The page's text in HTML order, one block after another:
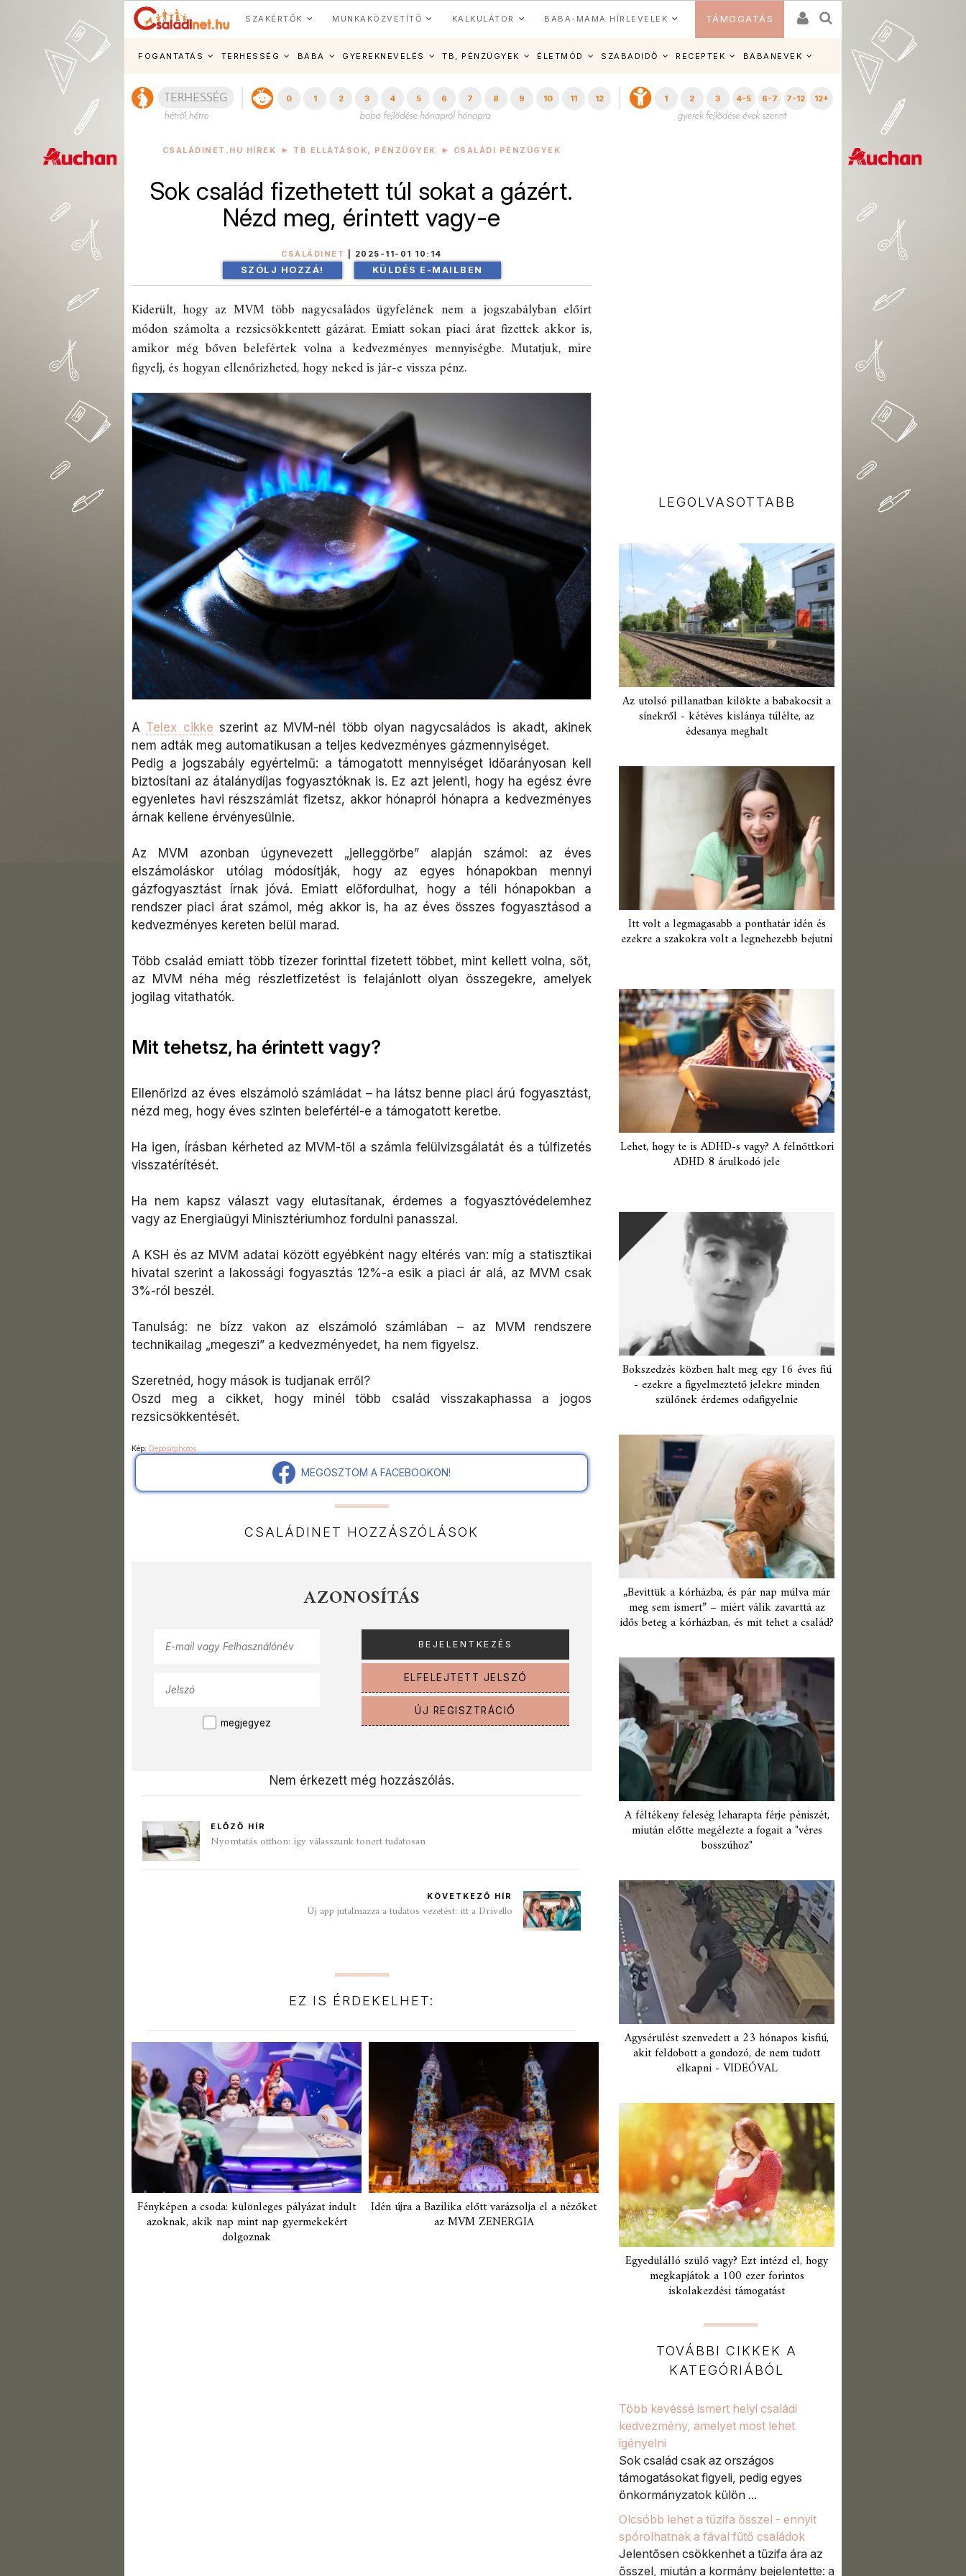
SZAKÉRTŐK MUNKAKÖZVETÍTŐ KALKULÁTOR BABA-MAMA HÍRLEVELEK TÁMOGATÁS
FOGANTATÁS TERHESSÉG BABA GYEREKNEVELÉS TB, PÉNZÜGYEK ÉLETMÓD SZABADIDŐ RECEPTEK BABANEVEK
0 1 2 3 4 5 6 7 8 9 10 11 12 1 2 3 4-5 6-7 7-12 12+
CSALÁDINET.HU HÍREK TB ELLÁTÁSOK, PÉNZÜGYEK CSALÁDI PÉNZÜGYEK
Sok család fizethetett túl sokat a gázért.
Nézd meg, érintett vagy-e
CSALÁDINET 2025-11-01 10:14
SZÓLJ HOZZÁ! KÜLDÉS E-MAILBEN
Kiderült, hogy az MVM több nagycsaládos ügyfelének nem a jogszabályban előírt
módon számolta a rezsicsökkentett gázárat. Emiatt sokan piaci árat fizettek akkor is,
amikor még bőven belefértek volna a kedvezményes mennyiségbe. Mutatjuk, mire
figyelj, és hogyan ellenőrizheted, hogy neked is jár-e vissza pénz.
A Telex cikke szerint az MVM-nél több olyan nagycsaládos is akadt, akinek
nem adták meg automatikusan a teljes kedvezményes gázmennyiséget.
Pedig a jogszabály egyértelmű: a támogatott mennyiséget időarányosan kell
biztosítani az átalánydíjas fogyasztóknak is. Ez azt jelenti, hogy ha egész évre
egyenletes havi részszámlát fizetsz, akkor hónapról hónapra a kedvezményes
árnak kellene érvényesülnie.
Az MVM azonban úgynevezett „jelleggörbe” alapján számol: az éves
elszámoláskor utólag módosítják, hogy az egyes hónapokban mennyi
gázfogyasztást írnak jóvá. Emiatt előfordulhat, hogy a téli hónapokban a
rendszer piaci árat számol, még akkor is, ha az éves összes fogyasztásod a
kedvezményes kereten belül marad.
Több család emiatt több tízezer forinttal fizetett többet, mint kellett volna, sőt,
az MVM néha még részletfizetést is felajánlott olyan összegekre, amelyek
jogilag vitathatók.
Mit tehetsz, ha érintett vagy?
Ellenőrizd az éves elszámoló számládat – ha látsz benne piaci árú fogyasztást,
nézd meg, hogy éves szinten belefértél-e a támogatott keretbe.
Ha igen, írásban kérheted az MVM-től a számla felülvizsgálatát és a túlfizetés
visszatérítését.
Ha nem kapsz választ vagy elutasítanak, érdemes a fogyasztóvédelemhez
vagy az Energiaügyi Minisztériumhoz fordulni panasszal.
A KSH és az MVM adatai között egyébként nagy eltérés van: míg a statisztikai
hivatal szerint a lakossági fogyasztás 12%-a esik a piaci ár alá, az MVM csak
3%-ról beszél.
Tanulság: ne bízz vakon az elszámoló számlában – az MVM rendszere
technikailag „megeszi” a kedvezményedet, ha nem figyelsz.
Szeretnéd, hogy mások is tudjanak erről?
Oszd meg a cikket, hogy minél több család visszakaphassa a jogos
rezsicsökkentését.
Kép: Depositphotos
MEGOSZTOM A FACEBOOKON!
CSALÁDINET HOZZÁSZÓLÁSOK
AZONOSÍTÁS
megjegyez
ELFELEJTETT JELSZÓ
ÚJ REGISZTRÁCIÓ
Nem érkezett még hozzászólás.
ELŐZŐ HÍR
Nyomtatás otthon: így válasszunk tonert tudatosan
KÖVETKEZŐ HÍR
Új app jutalmazza a tudatos vezetést: itt a Drivello
EZ IS ÉRDEKELHET:
Fényképen a csoda: különleges pályázat indult
azoknak, akik nap mint nap gyermekekért
dolgoznak
Idén újra a Bazilika előtt varázsolja el a nézőket
az MVM ZENERGIA
LEGOLVASOTTABB
Az utolsó pillanatban kilökte a babakocsit a
sínekről - kétéves kislánya túlélte, az
édesanya meghalt
Itt volt a legmagasabb a ponthatár idén és
ezekre a szakokra volt a legnehezebb bejutni
Lehet, hogy te is ADHD-s vagy? A felnőttkori
ADHD 8 árulkodó jele
Bokszedzés közben halt meg egy 16 éves fiú
- ezekre a figyelmeztető jelekre minden
szülőnek érdemes odafigyelnie
„Bevittük a kórházba, és pár nap múlva már
meg sem ismert” – miért válik zavarttá az
idős beteg a kórházban, és mit tehet a család?
A féltékeny feleség leharapta férje péniszét,
miután előtte megélezte a fogait a "véres
bosszúhoz"
Agysérülést szenvedett a 23 hónapos kisfiú,
akit feldobott a gondozó, de nem tudott
elkapni - VIDEÓVAL
Egyedülálló szülő vagy? Ezt intézd el, hogy
megkapjátok a 100 ezer forintos
iskolakezdési támogatást
TOVÁBBI CIKKEK A
KATEGÓRIÁBÓL
Több kevéssé ismert helyi családi
kedvezmény, amelyet most lehet
igényelni
Sok család csak az országos
támogatásokat figyeli, pedig egyes
önkormányzatok külön ...
Olcsóbb lehet a tűzifa ősszel - ennyit
spórolhatnak a fával fűtő családok
Jelentősen csökkenhet a tűzifa ára az
ősszel, miután a kormány bejelentette: a